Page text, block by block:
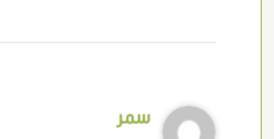
سمر